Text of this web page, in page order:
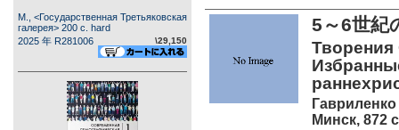
М., <Государственная Третьяковская
галерея> 200 c. hard
2025 年 R281006
\29,150
5～6世
Творения
Гавриленко
Минск, 872